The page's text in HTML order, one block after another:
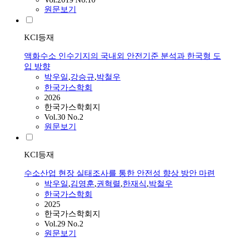
원문보기
KCI등재
액화수소 인수기지의 국내외 안전기준 분석과 한국형 도
입 방향
박우일,강승규,박철우
한국가스학회
2026
한국가스학회지
Vol.30 No.2
원문보기
KCI등재
수소산업 현장 실태조사를 통한 안전성 향상 방안 마련
박우일,김영훈,권혁렬,한재식,박철우
한국가스학회
2025
한국가스학회지
Vol.29 No.2
원문보기